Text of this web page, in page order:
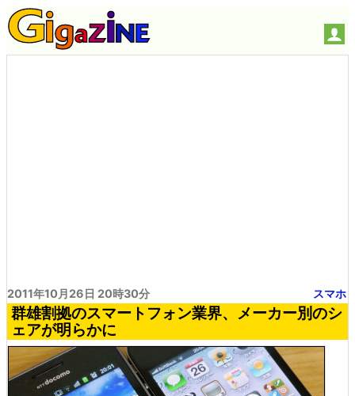
2011年10月26日 20時30分 スマホ
群雄割拠のスマートフォン業界、メーカー別のシ
ェアが明らかに